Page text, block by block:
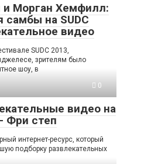
и Морган Хемфилл:
самбы на SUDC
видео
SUDC 2013,
зрителям было
шоу, в
0
видео на
Фри степ
интернет-ресурс, который
подборку развлекательных